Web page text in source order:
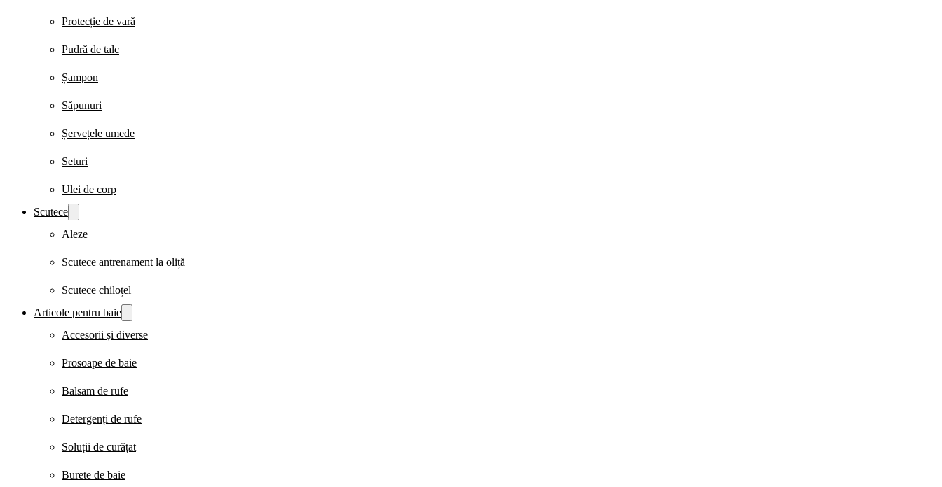
Protecție de vară
Pudră de talc
Șampon
Săpunuri
Șervețele umede
Seturi
Ulei de corp
Scutece
Aleze
Scutece antrenament la oliță
Scutece chiloțel
Articole pentru baie
Accesorii și diverse
Prosoape de baie
Balsam de rufe
Detergenți de rufe
Soluții de curățat
Burete de baie